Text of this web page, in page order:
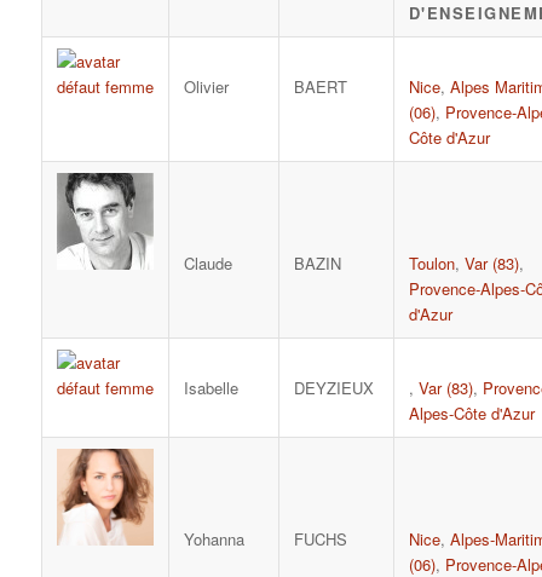
Olivier BAERT Nice, Alpes
(06), Provence-
Côte d'Azur
Claude BAZIN Toulon, Var (83),
Provence-Alpes-
d'Azur
Isabelle DEYZIEUX , Var (83),
Alpes-Côte d'Azur
Yohanna FUCHS Nice, Alpes-
(06), Provence-